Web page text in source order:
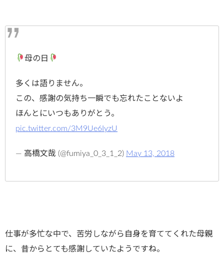
母の日
多くは語りません。
この、感謝の気持ち一瞬でも忘れたことないよ
ほんとにいつもありがとう。
pic.twitter.com/3M9Ue6IyzU
— 高橋文哉 (@fumiya_0_3_1_2) May 13, 2018
仕事が多忙な中で、苦労しながら自身を育ててくれた母親
に、昔からとても感謝していたようですね。